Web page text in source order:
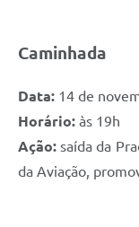
Caminhada
Data: 14 de
Horário: às 19h
Ação: saída da
da Aviação,